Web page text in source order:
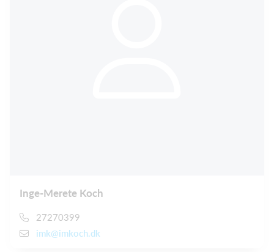
Inge-Merete Koch
27270399
imk@imkoch.dk